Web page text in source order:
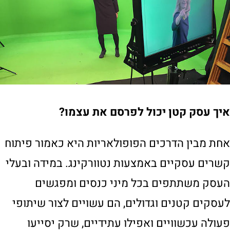
איך עסק קטן יכול לפרסם את עצמו?
אחת מבין הדרכים הפופולאריות היא כאמור פיתוח
קשרים עסקיים באמצעות נטוורקינג. במידה ובעלי
העסק משתתפים בכל מיני כנסים ומפגשים
לעסקים קטנים וגדולים, הם עשויים לצור שיתופי
פעולה עכשוויים ואפילו עתידיים, שרק יסייעו